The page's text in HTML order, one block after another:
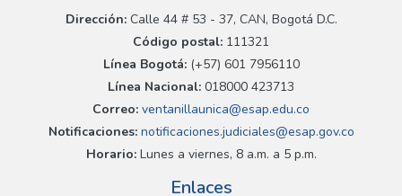
Dirección:Calle 44 # 53 - 37, CAN, Bogotá D.C.
Código postal: 111321
Línea Bogotá:(+57) 601 7956110
Línea Nacional: 018000 423713
Correo: ventanillaunica@esap.edu.co
Notificaciones:notificaciones.judiciales@esap.gov.co
Horario:Lunes a viernes, 8 a.m. a 5 p.m.
Enlaces